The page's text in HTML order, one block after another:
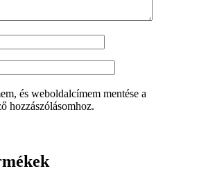
és weboldalcímem mentése a
hozzászólásomhoz.